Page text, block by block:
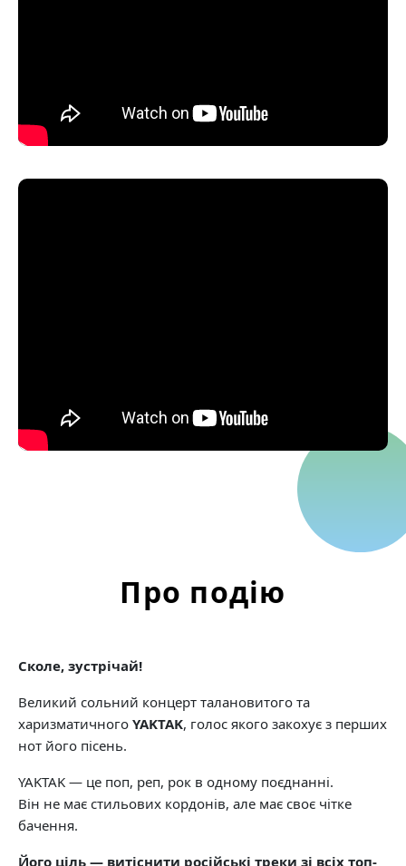
Про подію
Сколе, зустрічай!
Великий сольний концерт талановитого та
харизматичного YAKTAK, голос якого закохує з перших
нот його пісень.
YAKTAK — це поп, реп, рок в одному поєднанні.
Він не має стильових кордонів, але має своє чітке
бачення.
Його ціль — витіснити російські треки зі всіх топ-